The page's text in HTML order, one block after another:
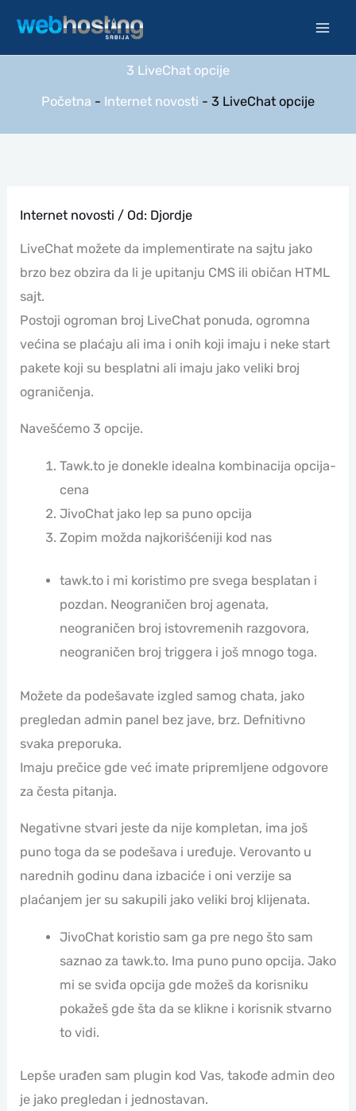
sadržaj
3 LiveChat opcije
Početna - Internet novosti - 3 LiveChat opcije
Internet novosti / Od: Djordje
LiveChat možete da implementirate na sajtu jako
brzo bez obzira da li je upitanju CMS ili običan HTML
sajt.
Postoji ogroman broj LiveChat ponuda, ogromna
većina se plaćaju ali ima i onih koji imaju i neke start
pakete koji su besplatni ali imaju jako veliki broj
ograničenja.
Navešćemo 3 opcije.
Tawk.to je donekle idealna kombinacija opcija-
cena
JivoChat jako lep sa puno opcija
Zopim možda najkorišćeniji kod nas
tawk.to i mi koristimo pre svega besplatan i
pozdan. Neograničen broj agenata,
neograničen broj istovremenih razgovora,
neograničen broj triggera i još mnogo toga.
Možete da podešavate izgled samog chata, jako
pregledan admin panel bez jave, brz. Defnitivno
svaka preporuka.
Imaju prečice gde već imate pripremljene odgovore
za česta pitanja.
Negativne stvari jeste da nije kompletan, ima još
puno toga da se podešava i uređuje. Verovanto u
narednih godinu dana izbaciće i oni verzije sa
plaćanjem jer su sakupili jako veliki broj klijenata.
JivoChat koristio sam ga pre nego što sam
saznao za tawk.to. Ima puno puno opcija. Jako
mi se sviđa opcija gde možeš da korisniku
pokažeš gde šta da se klikne i korisnik stvarno
to vidi.
Lepše urađen sam plugin kod Vas, takođe admin deo
je jako pregledan i jednostavan.